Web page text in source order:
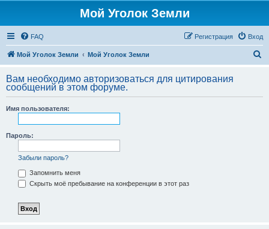
Мой Уголок Земли
FAQ Вход
Регистрация
Мой Уголок Земли Мой Уголок Земли
с
Вам необходимо авторизоваться для цитирования
сообщений в этом форуме.
Имя пользователя:
Пароль:
Забыли пароль?
Запомнить меня
Скрыть моё пребывание на конференции в этот раз